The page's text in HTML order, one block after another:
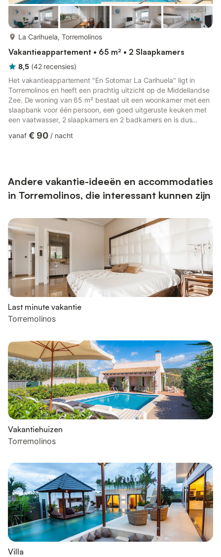
La Carihuela, Torremolinos
Vakantieappartement • 65 m² • 2 Slaapkamers
8,5 (42 recensies)
Het vakantieappartement "En Sotomar La Carihuela" ligt in
Torremolinos en heeft een prachtig uitzicht op de Middellandse
Zee. De woning van 65 m² bestaat uit een woonkamer met een
slaapbank voor één persoon, een goed uitgeruste keuken met
een vaatwasser, 2 slaapkamers en 2 badkamers en is dus
airconditioning in de hele accommodatie, verwarming en een
gemeenschappelijke buitenruimte, b...
vanaf € 90 / nacht
Andere vakantie-ideeën en accommodaties
in Torremolinos, die interessant kunnen zijn
Last minute vakantie
Torremolinos
Vakantiehuizen
Torremolinos
Villa